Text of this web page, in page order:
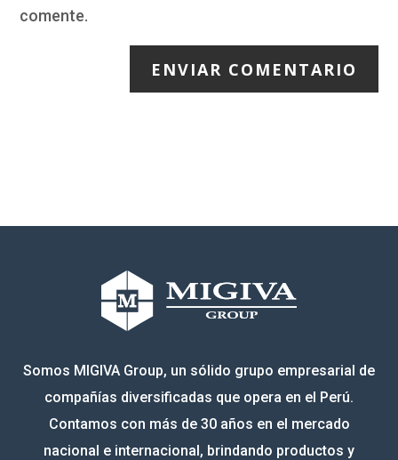
comente.
ENVIAR COMENTARIO
Somos MIGIVA Group, un sólido grupo empresarial de
compañías diversificadas que opera en el Perú.
Contamos con más de 30 años en el mercado
nacional e internacional, brindando productos y